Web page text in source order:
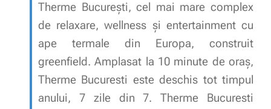
Therme București, cel mai mare complex
de relaxare, wellness și entertainment cu
ape termale din Europa, construit
greenfield. Amplasat la 10 minute de oraș,
Therme Bucuresti este deschis tot timpul
anului, 7 zile din 7. Therme Bucuresti